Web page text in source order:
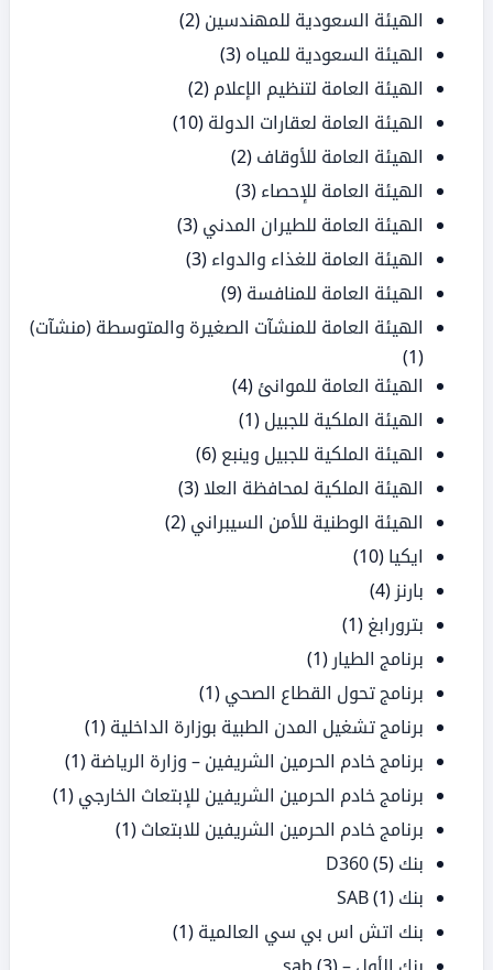
الهيئة السعودية للمهندسين (2)
الهيئة السعودية للمياه (3)
الهيئة العامة لتنظيم الإعلام (2)
الهيئة العامة لعقارات الدولة (10)
الهيئة العامة للأوقاف (2)
الهيئة العامة للإحصاء (3)
الهيئة العامة للطيران المدني (3)
الهيئة العامة للغذاء والدواء (3)
الهيئة العامة للمنافسة (9)
الهيئة العامة للمنشآت الصغيرة والمتوسطة (منشآت)
(1)
الهيئة العامة للموانئ (4)
الهيئة الملكية للجبيل (1)
الهيئة الملكية للجبيل وينبع (6)
الهيئة الملكية لمحافظة العلا(3)
الهيئة الوطنية للأمن السيبراني (2)
ايكيا (10)
بارنز (4)
بترورابغ (1)
برنامج الطيار (1)
برنامج تحول القطاع الصحي (1)
برنامج تشغيل المدن الطبية بوزارة الداخلية (1)
برنامج خادم الحرمين الشريفين – وزارة الرياضة (1)
برنامج خادم الحرمين الشريفين للإبتعاث الخارجي (1)
برنامج خادم الحرمين الشريفين للابتعاث (1)
بنك D360 (5)
بنك SAB (1)
بنك اتش اس بي سي العالمية (1)